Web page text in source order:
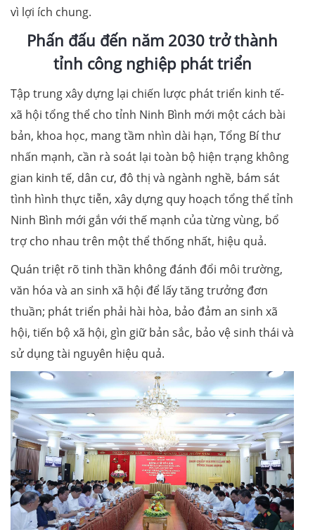
vì lợi ích chung.
Phấn đấu đến năm 2030 trở thành
tỉnh công nghiệp phát triển
Tập trung xây dựng lại chiến lược phát triển kinh tế-
xã hội tổng thể cho tỉnh Ninh Bình mới một cách bài
bản, khoa học, mang tầm nhìn dài hạn, Tổng Bí thư
nhấn mạnh, cần rà soát lại toàn bộ hiện trạng không
gian kinh tế, dân cư, đô thị và ngành nghề, bám sát
tình hình thực tiễn, xây dựng quy hoạch tổng thể tỉnh
Ninh Bình mới gắn với thế mạnh của từng vùng, bổ
trợ cho nhau trên một thể thống nhất, hiệu quả.
Quán triệt rõ tinh thần không đánh đổi môi trường,
văn hóa và an sinh xã hội để lấy tăng trưởng đơn
thuần; phát triển phải hài hòa, bảo đảm an sinh xã
hội, tiến bộ xã hội, gìn giữ bản sắc, bảo vệ sinh thái và
sử dụng tài nguyên hiệu quả.